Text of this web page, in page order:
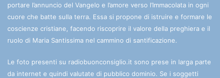
portare l’annuncio del Vangelo e l’amore verso l’Immacolata in ogni
cuore che batte sulla terra. Essa si propone di istruire e formare le
coscienze cristiane, facendo riscoprire il valore della preghiera e il
ruolo di Maria Santissima nel cammino di santificazione.
Le foto presenti su radiobuonconsiglio.it sono prese in larga parte
da internet e quindi valutate di pubblico dominio. Se i soggetti